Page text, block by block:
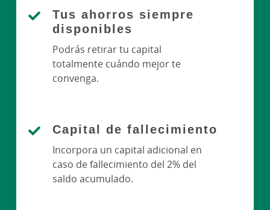
Tus ahorros siempre
disponibles
Podrás retirar tu capital
totalmente cuándo mejor te
convenga.
Capital de fallecimiento
Incorpora un capital adicional en
caso de fallecimiento del 2% del
saldo acumulado.